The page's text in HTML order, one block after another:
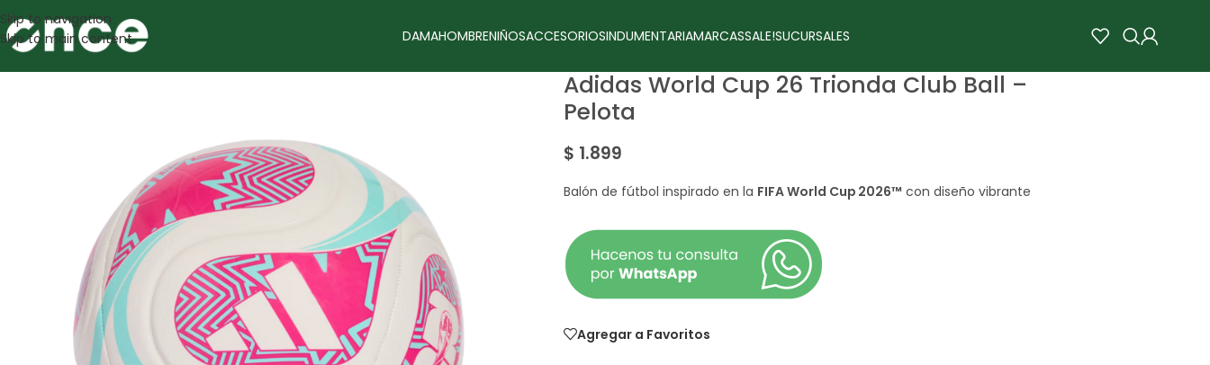
Skip to navigation
Skip to main content
DAMAHOMBRENIÑOSACCESORIOSINDUMENTARIAMARCASSALE!SUCURSALES
Adidas World Cup 26 Trionda Club Ball –
Pelota
$ 1.899
Balón de fútbol inspirado en la FIFA World Cup 2026™con diseño vibrante
Agregar a Favoritos